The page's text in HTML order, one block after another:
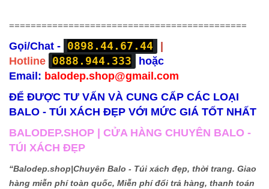
============================================
Gọi/Chat - 0898.44.67.44
Hotline 0888.944.333
hoặc
Email: balodep.shop@gmail.com
ĐỂ ĐƯỢC TƯ VẤN VÀ CUNG CẤP CÁC LOẠI
BALO - TÚI XÁCH ĐẸP VỚI MỨC GIÁ TỐT NHẤT
BALODEP.SHOP | CỬA HÀNG CHUYÊN BALO -
TÚI XÁCH ĐẸP
“Balodep.shop|Chuyên Balo - Túi xách đẹp, thời trang. Giao
hàng miễn phí toàn quốc, Miễn phí đổi trả hàng, thanh toán